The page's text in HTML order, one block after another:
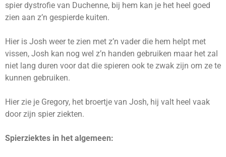
spier dystrofie van Duchenne, bij hem kan je het heel goed
zien aan z’n gespierde kuiten.
Hier is Josh weer te zien met z’n vader die hem helpt met
vissen, Josh kan nog wel z’n handen gebruiken maar het zal
niet lang duren voor dat die spieren ook te zwak zijn om ze te
kunnen gebruiken.
Hier zie je Gregory, het broertje van Josh, hij valt heel vaak
door zijn spier ziekten.
Spierziektes in het algemeen: